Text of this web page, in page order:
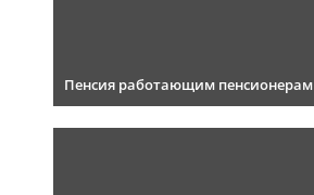
Пенсия работающим пенсионерам